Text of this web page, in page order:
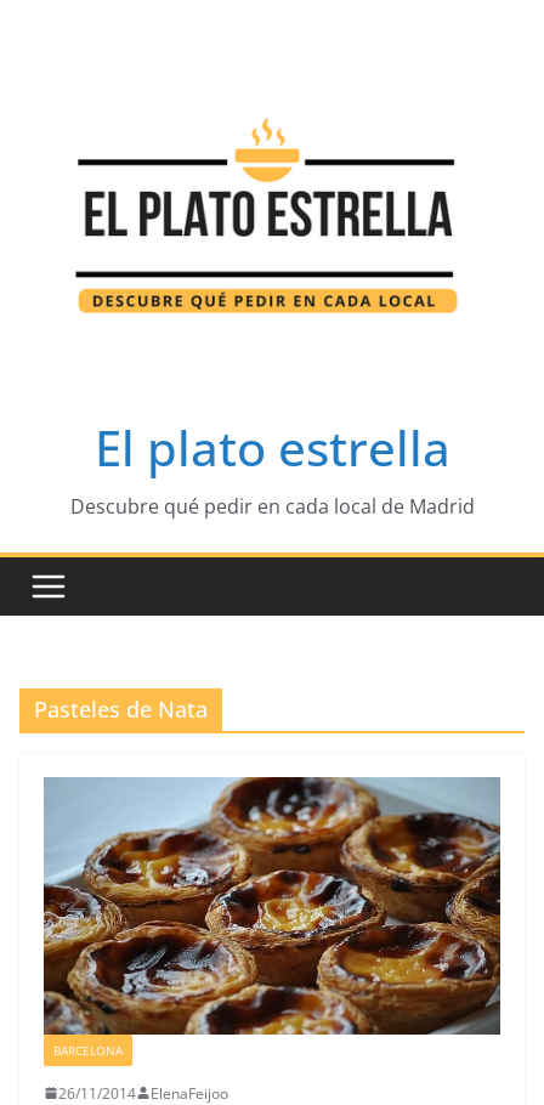
El plato estrella
Descubre qué pedir en cada local de Madrid
Pasteles de Nata
BARCELONA
26/11/2014 ElenaFeijoo